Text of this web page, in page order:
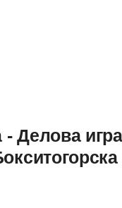
- Делова